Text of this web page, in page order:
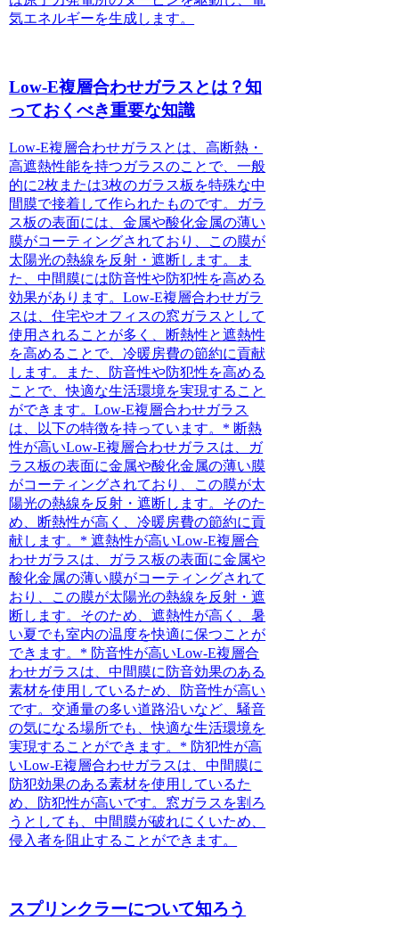
気エネルギーを生成します。
Low-E複層合わせガラスとは？知
っておくべき重要な知識
Low-E複層合わせガラスとは 、高断熱・
高遮熱性能を持つガラスのことで、一般
的に2枚または3枚のガラス板を特殊な中
間膜で接着して作られたものです。ガラ
ス板の表面には、金属や酸化金属の薄い
膜がコーティングされており、この膜が
太陽光の熱線を反射・遮断します。ま
た、中間膜には防音性や防犯性を高める
効果があります。Low-E複層合わせガラ
スは、住宅やオフィスの窓ガラスとして
使用されることが多く、断熱性と遮熱性
を高めることで、冷暖房費の節約に貢献
します。また、防音性や防犯性を高める
ことで、快適な生活環境を実現すること
ができます。Low-E複層合わせガラス
は、以下の特徴を持っています。* 断熱
性が高いLow-E複層合わせガラスは、ガ
ラス板の表面に金属や酸化金属の薄い膜
がコーティングされており、この膜が太
陽光の熱線を反射・遮断します。そのた
め、断熱性が高く、冷暖房費の節約に貢
献します。* 遮熱性が高いLow-E複層合
わせガラスは、ガラス板の表面に金属や
酸化金属の薄い膜がコーティングされて
おり、この膜が太陽光の熱線を反射・遮
断します。そのため、遮熱性が高く、暑
い夏でも室内の温度を快適に保つことが
できます。* 防音性が高いLow-E複層合
わせガラスは、中間膜に防音効果のある
素材を使用しているため、防音性が高い
です。交通量の多い道路沿いなど、騒音
の気になる場所でも、快適な生活環境を
実現することができます。* 防犯性が高
いLow-E複層合わせガラスは、中間膜に
防犯効果のある素材を使用しているた
め、防犯性が高いです。窓ガラスを割ろ
うとしても、中間膜が破れにくいため、
侵入者を阻止することができます。
スプリンクラーについて知ろう